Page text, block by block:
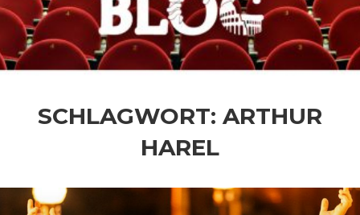
SCHLAGWORT: ARTHUR
HAREL